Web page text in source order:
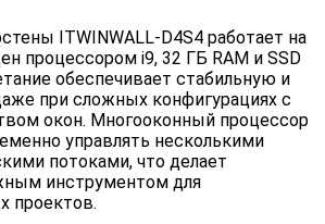
ITWINWALL-D4S4 работает на
процессором i9, 32 ГБ RAM и SSD
обеспечивает стабильную и
при сложных конфигурациях с
окон. Многооконный процессор
управлять несколькими
потоками, что делает
инструментом для
проектов.